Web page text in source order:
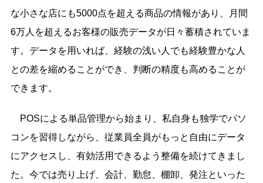
な小さな店にも5000点を超える商品の情報があり、月間
6万人を超えるお客様の販売データが日々蓄積されていま
す。データを用いれば、経験の浅い人でも経験豊かな人
との差を縮めることができ、判断の精度も高めることが
できます。
POSによる単品管理から始まり、私自身も独学でパソ
コンを習得しながら、従業員全員がもっと自由にデータ
にアクセスし、有効活用できるよう整備を続けてきまし
た。今では売り上げ、会計、勤怠、棚卸、発注といった